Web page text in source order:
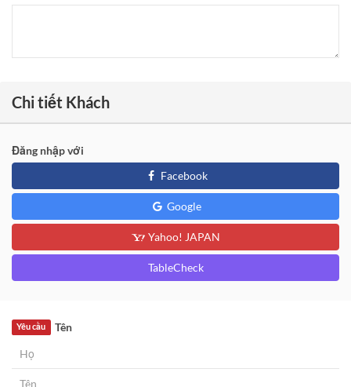
Chi tiết Khách
Đăng nhập với
Facebook
Google
Yahoo! JAPAN
TableCheck
Tên
Yêu cầu